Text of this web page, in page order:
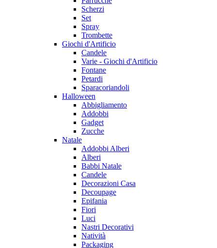
Scherzi
Set
Spray
Trombette
Giochi d'Artificio
Candele
Varie - Giochi d'Artificio
Fontane
Petardi
Sparacoriandoli
Halloween
Abbigliamento
Addobbi
Gadget
Zucche
Natale
Addobbi Alberi
Alberi
Babbi Natale
Candele
Decorazioni Casa
Decoupage
Epifania
Fiori
Luci
Nastri Decorativi
Natività
Packaging